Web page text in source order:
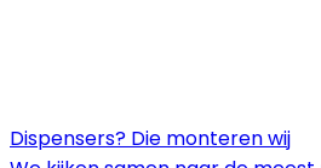
Dispensers? Die monteren wij